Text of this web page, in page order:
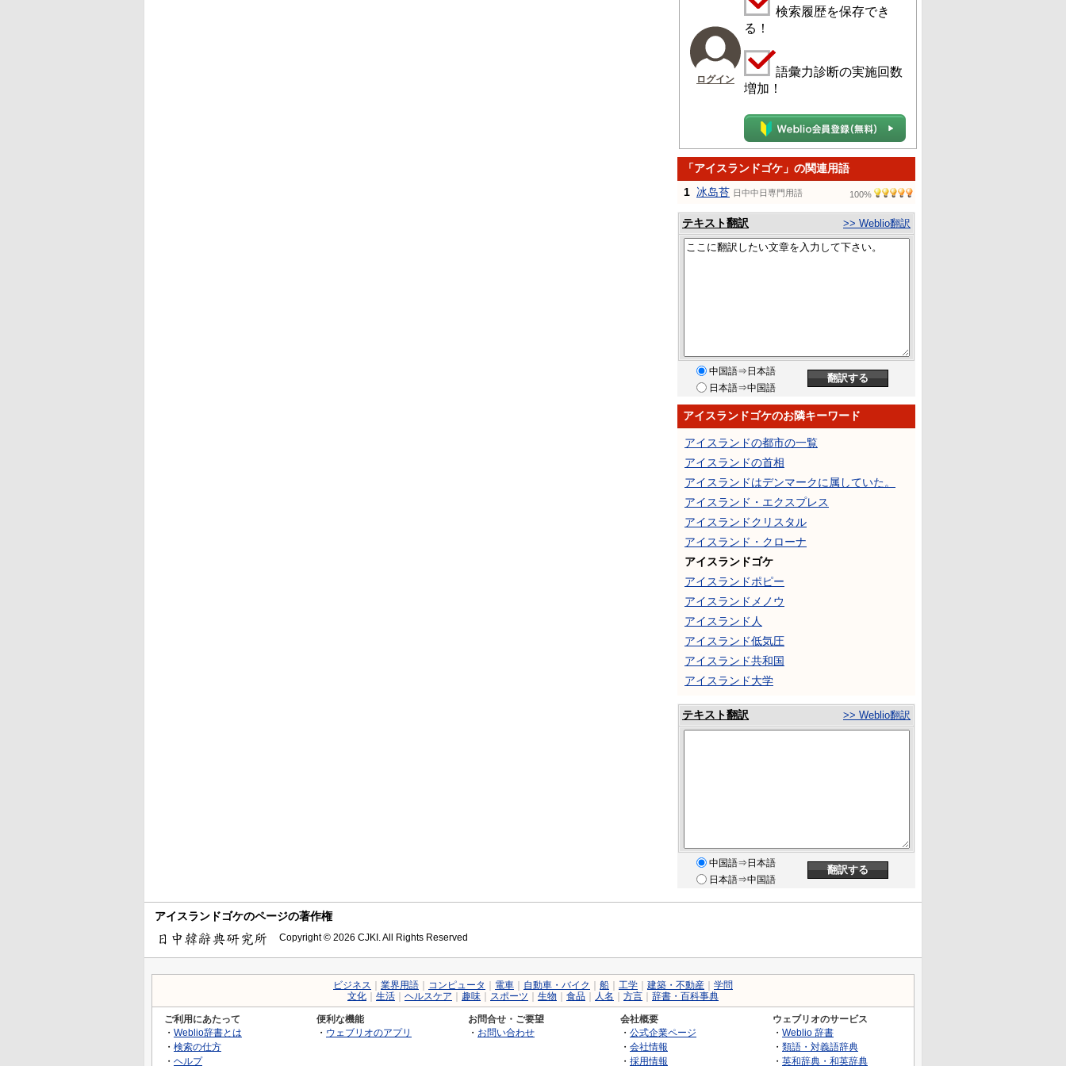
ログイン
検索履歴を保存でき
る！
語彙力診断の実施回数
増加！
「アイスランドゴケ」の関連用語
1 冰岛苔 日中中日専門用語 100%
テキスト翻訳 >> Weblio翻訳
中国語⇒日本語
日本語⇒中国語
アイスランドゴケのお隣キーワード
アイスランドの都市の一覧
アイスランドの首相
アイスランドはデンマークに属していた。
アイスランド・エクスプレス
アイスランドクリスタル
アイスランド・クローナ
アイスランドゴケ
アイスランドポピー
アイスランドメノウ
アイスランド人
アイスランド低気圧
アイスランド共和国
アイスランド大学
テキスト翻訳 >> Weblio翻訳
中国語⇒日本語
日本語⇒中国語
アイスランドゴケのページの著作権
Copyright © 2026 CJKI. All Rights Reserved
ビジネス 業界用語 コンピュータ 電車 自動車・バイク 船 工学 建築・不動産
学問
文化
生活 ヘルスケア 趣味 スポーツ 生物 食品 人名 方言 辞書・百科事典
ご利用にあたって
・ Weblio辞書とは
・ 検索の仕方
・ ヘルプ
便利な機能
・ ウェブリオのアプリ
お問合せ・ご要望
・ お問い合わせ
会社概要
・ 公式企業ページ
・ 会社情報
・ 採用情報
ウェブリオのサービス
・ Weblio 辞書
・ 類語・対義語辞典
・ 英和辞典・和英辞典